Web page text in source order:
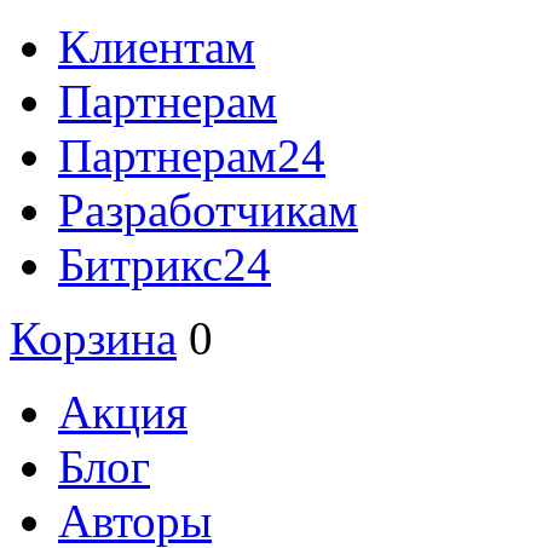
Клиентам
Партнерам
Партнерам24
Разработчикам
Битрикс24
Корзина 0
Акция
Блог
Авторы